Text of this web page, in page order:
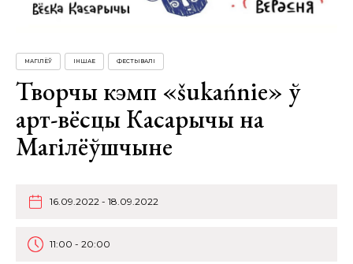
МАГІЛЁЎ ІНШАЕ ФЕСТЫВАЛІ
Творчы кэмп «šukańnie» ў
арт-вёсцы Касарычы на
Магілёўшчыне
16.09.2022 - 18.09.2022
11:00 - 20:00